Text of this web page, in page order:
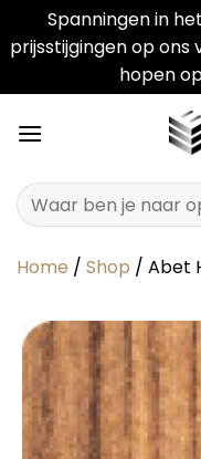
Spanningen in
prijsstijgingen op
hopen
naar
Zoeken
naar:
Home / Shop / Abet